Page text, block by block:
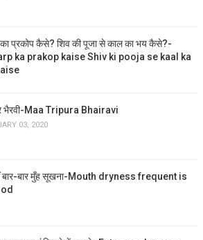
का प्रकोप कैसे? शिव की पूजा से काल का भय कैसे?-
ka prakop kaise Shiv ki pooja se kaal ka
भैरवी-Maa Tripura Bhairavi
03, 2020
बार-बार मुँह सूखना-Mouth dryness frequent is